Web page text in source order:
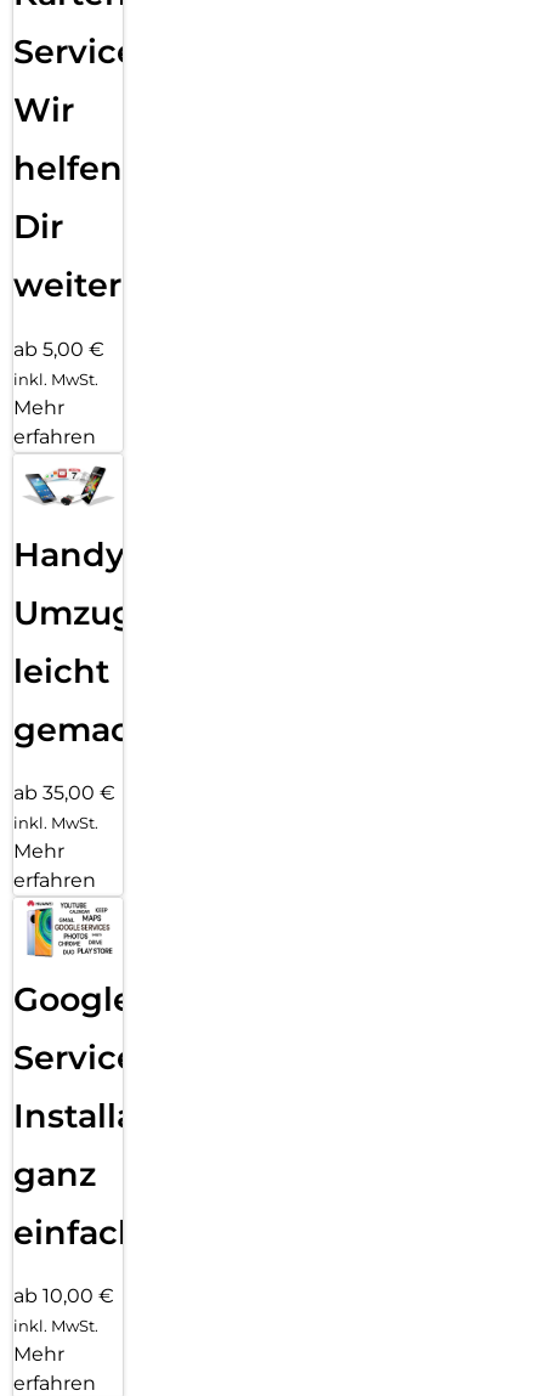
Service:
Wir
helfen
Dir
weiter
ab 5,00 €
inkl. MwSt.
Mehr
erfahren
Handy
Umzug
leicht
gemacht!
ab 35,00 €
inkl. MwSt.
Mehr
erfahren
Google
Services
Installation
ganz
einfach
ab 10,00 €
inkl. MwSt.
Mehr
erfahren